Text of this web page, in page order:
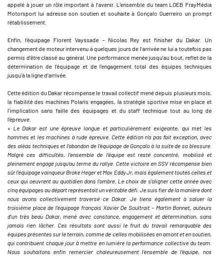
appelé à jouer un rôle important à l’avenir. L’ensemble du team LOEB FrayMédia
Motorsport lui adresse son soutien et souhaite à Gonçalo Guerreiro un prompt
rétablissement.
Enfin, l’équipage Florent Vayssade – Nicolas Rey est finisher du Dakar. Un
changement de moteur intervenu à quelques jours de l’arrivée ne lui a toutefois pas
permis d’être classé au général. Une performance menée jusqu’au bout, reflet de la
détermination de l’équipage et de l’engagement total des équipes techniques
jusqu’à la ligne d’arrivée.
Cette édition du Dakar récompense le travail collectif mené depuis plusieurs mois,
la fiabilité des machines Polaris engagées, la stratégie sportive mise en place et
l’implication sans faille des équipages et du staff technique tout au long de
l’épreuve.
« Le Dakar est une épreuve longue et particulièrement exigeante, qui met les
hommes et les machines à rude épreuve. Cette édition n’a pas fait exception, avec
des aléas techniques et l’abandon de l’équipage de Gonçalo à la suite de sa blessure.
Malgré ces difficultés, l’ensemble de l’équipe est resté concentré, mobilisé et
pleinement engagé jusqu’au terme du rallye. Cette victoire en SSV récompense bien
sûr l’équipage vainqueur Broke Heger et Max Eddy Jr, mais également toutes celles et
ceux qui oeuvrent au quotidien dans l’ombre. Le choix de s’aligner cette année avec
cinq équipages au départ représentait un véritable défi. Je suis fier de la manière dont
nous avons collectivement traversé ce Dakar. Je tiens également à saluer la
troisième place de l’équipage français Xavier De Soultrait – Martin Bonnet, auteurs
d’un très beau Dakar, mené avec constance, engagement et détermination, sans
jamais rien lâcher. Ces résultats sont aussi le fruit du travail remarquable des
équipes présentes sur le terrain, comme de celles mobilisées en amont et en soutien,
qui contribuent chaque jour à mettre en lumière la performance collective du team.
Nous souhaitons enfin remercier chaleureusement l’ensemble de l’équipe, nos